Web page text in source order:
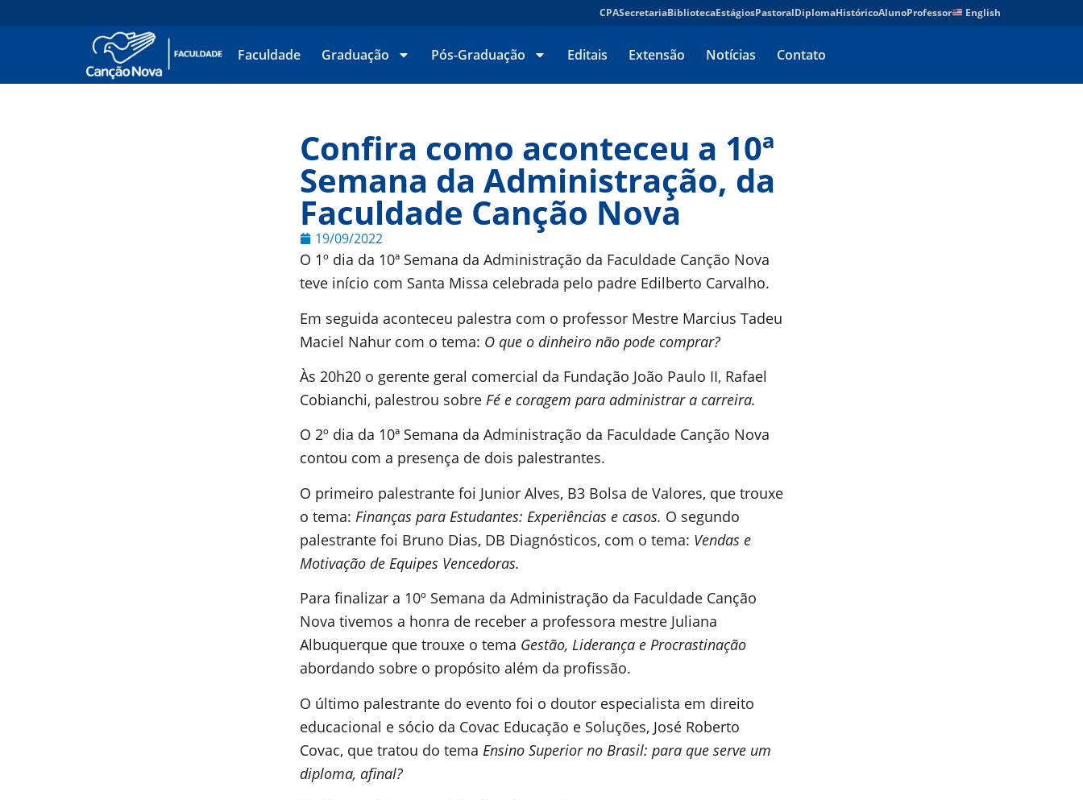
CPASecretariaBibliotecaEstágiosPastoralDiplomaHistóricoAlunoProfessor English
Faculdade Graduação Pós-Graduação Editais Extensão Notícias Contato
Confira como aconteceu a 10ª
Semana da Administração, da
Faculdade Canção Nova
19/09/2022
O 1º dia da 10ª Semana da Administração da Faculdade Canção Nova
teve início com Santa Missa celebrada pelo padre Edilberto Carvalho.
Em seguida aconteceu palestra com o professor Mestre Marcius Tadeu
Maciel Nahur com o tema: O que o dinheiro não pode comprar?
Às 20h20 o gerente geral comercial da Fundação João Paulo II, Rafael
Cobianchi, palestrou sobre Fé e coragem para administrar a carreira.
O 2º dia da 10ª Semana da Administração da Faculdade Canção Nova
contou com a presença de dois palestrantes.
O primeiro palestrante foi Junior Alves, B3 Bolsa de Valores, que trouxe
o tema: Finanças para Estudantes: Experiências e casos. O segundo
palestrante foi Bruno Dias, DB Diagnósticos, com o tema: Vendas e
Motivação de Equipes Vencedoras.
Para finalizar a 10º Semana da Administração da Faculdade Canção
Nova tivemos a honra de receber a professora mestre Juliana
Albuquerque que trouxe o tema Gestão, Liderança e Procrastinação
abordando sobre o propósito além da profissão.
O último palestrante do evento foi o doutor especialista em direito
educacional e sócio da Covac Educação e Soluções, José Roberto
Covac, que tratou do tema Ensino Superior no Brasil: para que serve um
diploma, afinal?